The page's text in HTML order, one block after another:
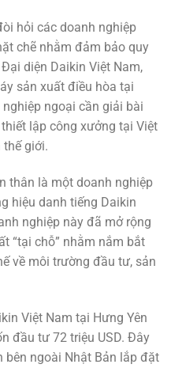
hỏi các doanh nghiệp
chẽ nhằm đảm bảo quy
diện Daikin Việt Nam,
sản xuất điều hòa tại
ngoại cần giải bài
lập công xưởng tại Việt
thế giới.
thân là một doanh nghiệp
hiệu danh tiếng Daikin
nghiệp này đã mở rộng
“tại chỗ” nhằm nắm bắt
về môi trường đầu tư, sản
Việt Nam tại Hưng Yên
đầu tư 72 triệu USD. Đây
bên ngoài Nhật Bản lắp đặt